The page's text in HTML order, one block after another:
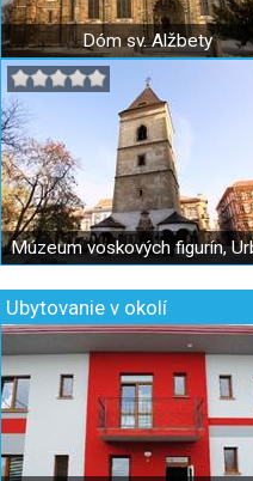
Dóm sv. Alžbety
Ubytovanie v okolí